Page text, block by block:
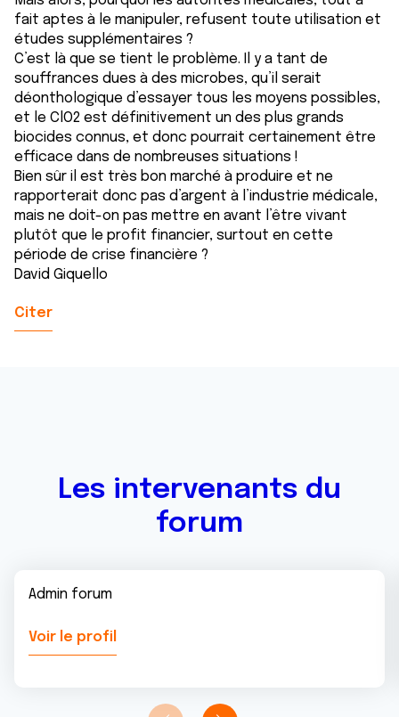
ou qu'ils ont collectées lors de votre utilisation de leurs
services.
fait aptes à le manipuler, refusent toute utilisation et
études supplémentaires ?
C’est là que se tient le problème. Il y a tant de
souffrances dues à des microbes, qu’il serait
déonthologique d’essayer tous les moyens possibles,
et le ClO2 est définitivement un des plus grands
biocides connus, et donc pourrait certainement être
efficace dans de nombreuses situations !
Bien sûr il est très bon marché à produire et ne
rapporterait donc pas d’argent à l’industrie médicale,
mais ne doit-on pas mettre en avant l’être vivant
plutôt que le profit financier, surtout en cette
période de crise financière ?
David Giquello
Citer
Les intervenants du
forum
Admin forum
Voir le profil